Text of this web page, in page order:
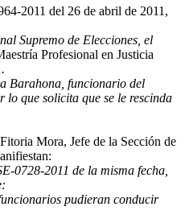
2011 del 26 de abril de 2011,
Supremo de Elecciones, el
Profesional en Justicia
Barahona, funcionario del
que solicita que se le rescinda
Mora, Jefe de la Sección de
0728-2011 de la misma fecha,
pudieran conducir